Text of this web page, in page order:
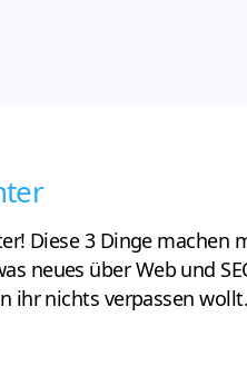
Diese 3 Dinge machen
neues über Web und
ihr nichts verpassen